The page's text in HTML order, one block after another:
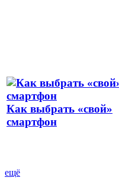
Как выбрать «свой»
смартфон
ещё